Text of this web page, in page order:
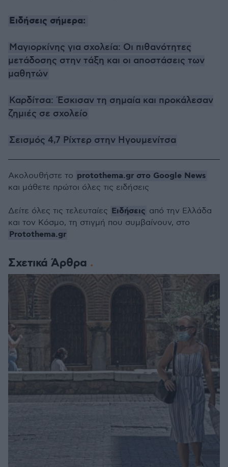
Ειδήσεις σήμερα:
Μαγιορκίνης για σχολεία: Οι πιθανότητες
μετάδοσης στην τάξη και οι αποστάσεις των
μαθητών
Καρδίτσα: Έσκισαν τη σημαία και προκάλεσαν
ζημιές σε σχολείο
Σεισμός 4,7 Ρίχτερ στην Ηγουμενίτσα
Σχετικά Άρθρα
Ακολουθήστε το protothema.gr στο Google News
και μάθετε πρώτοι όλες τις ειδήσεις
Δείτε όλες τις τελευταίες Ειδήσεις από την Ελλάδα
και τον Κόσμο, τη στιγμή που συμβαίνουν, στο
Protothema.gr